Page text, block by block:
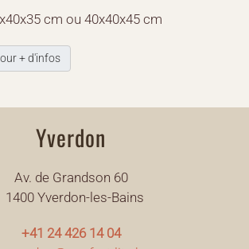
cm ou 40x40x45 cm
+ d'infos
Yverdon
Av. de Grandson 60
1400 Yverdon-les-Bains
+41 24 426 14 04